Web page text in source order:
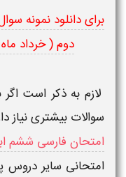
برای دانلود نمونه
دوم ( خرداد ماه ) منطقه 4
لازم به ذکر است اگر
سوالات بیشتری نیاز
امتحان فارسی ششم
امتحانی سایر دروس